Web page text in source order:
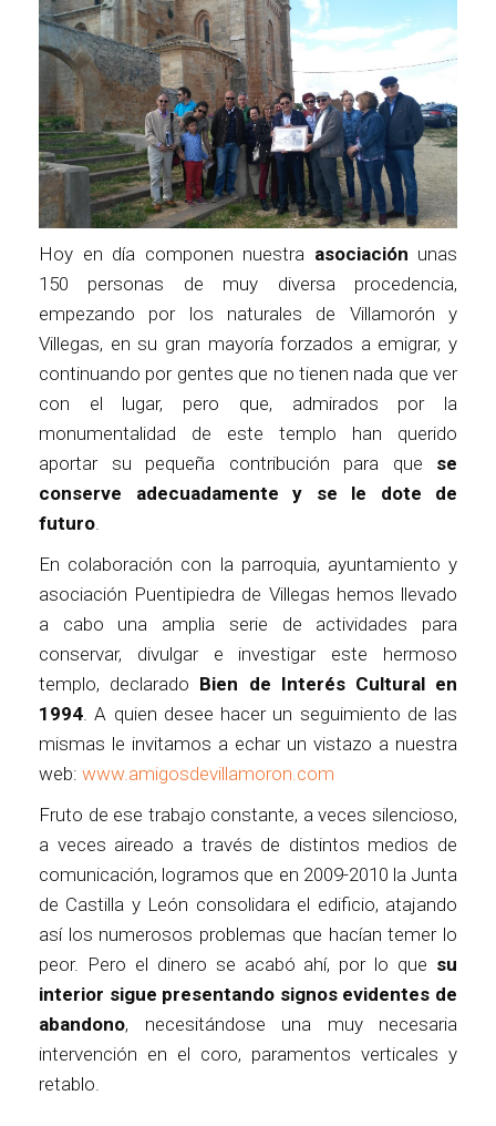
Hoy en día componen nuestra asociación unas
150 personas de muy diversa procedencia,
empezando por los naturales de Villamorón y
Villegas, en su gran mayoría forzados a emigrar, y
continuando por gentes que no tienen nada que ver
con el lugar, pero que, admirados por la
monumentalidad de este templo han querido
aportar su pequeña contribución para que se
conserve adecuadamente y se le dote de
futuro.
En colaboración con la parroquia, ayuntamiento y
asociación Puentipiedra de Villegas hemos llevado
a cabo una amplia serie de actividades para
conservar, divulgar e investigar este hermoso
templo, declarado Bien de Interés Cultural en
1994. A quien desee hacer un seguimiento de las
mismas le invitamos a echar un vistazo a nuestra
web: www.amigosdevillamoron.com
Fruto de ese trabajo constante, a veces silencioso,
a veces aireado a través de distintos medios de
comunicación, logramos que en 2009-2010 la Junta
de Castilla y León consolidara el edificio, atajando
así los numerosos problemas que hacían temer lo
peor. Pero el dinero se acabó ahí, por lo que su
interior sigue presentando signos evidentes de
abandono, necesitándose una muy necesaria
intervención en el coro, paramentos verticales y
retablo.